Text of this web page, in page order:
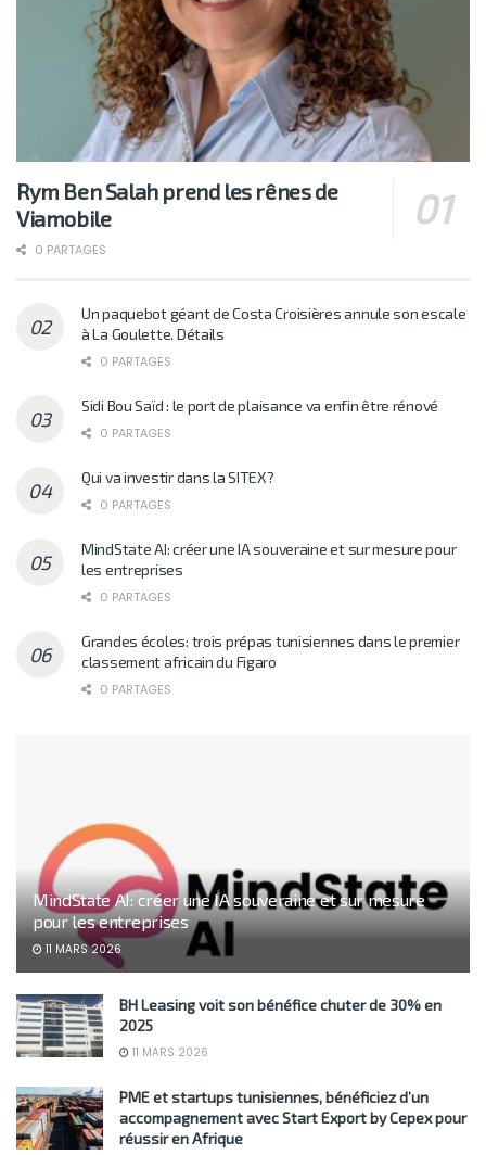
Rym Ben Salah prend les rênes de
Viamobile
0 PARTAGES
Un paquebot géant de Costa Croisières annule son escale
à La Goulette. Détails
0 PARTAGES
Sidi Bou Saïd : le port de plaisance va enfin être rénové
0 PARTAGES
Qui va investir dans la SITEX?
0 PARTAGES
MindState AI: créer une IA souveraine et sur mesure pour
les entreprises
0 PARTAGES
Grandes écoles: trois prépas tunisiennes dans le premier
classement africain du Figaro
0 PARTAGES
MindState AI: créer une IA souveraine et sur mesure
pour les entreprises
11 MARS 2026
BH Leasing voit son bénéfice chuter de 30% en
2025
11 MARS 2026
PME et startups tunisiennes, bénéficiez d’un
accompagnement avec Start Export by Cepex pour
réussir en Afrique